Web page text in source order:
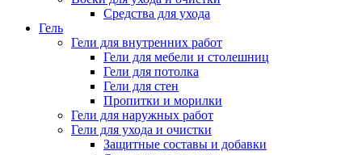
Средства для ухода
Гель
Гели для внутренних работ
Гели для мебели и столешниц
Гели для потолка
Гели для стен
Пропитки и морилки
Гели для наружных работ
Гели для ухода и очистки
Защитные составы и добавки